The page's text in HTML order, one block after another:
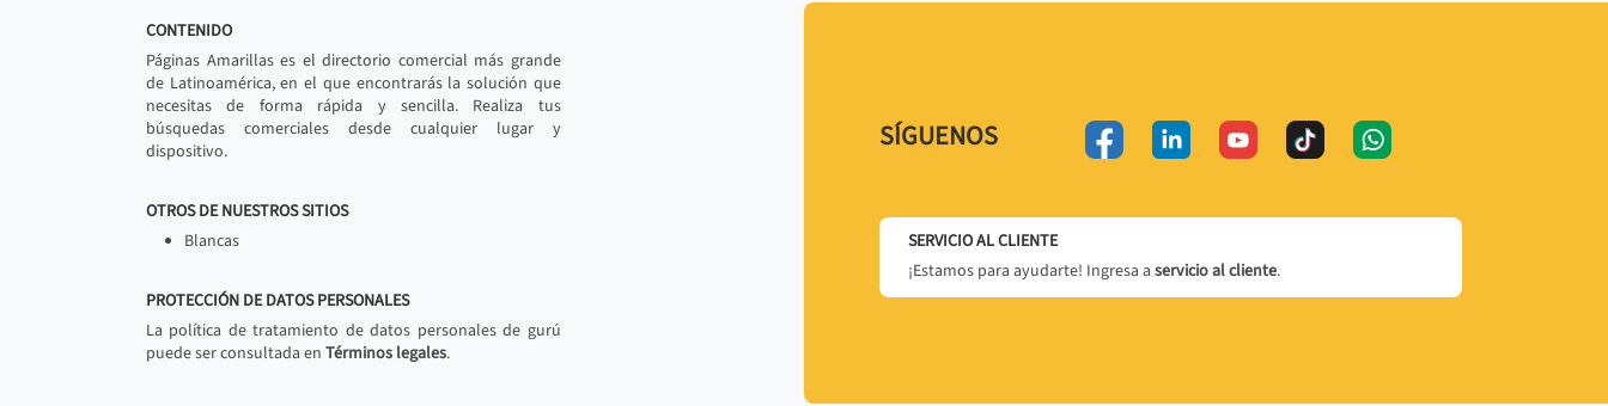
CONTENIDO
Páginas Amarillas es el directorio comercial más grande
de Latinoamérica, en el que encontrarás la solución que
necesitas de forma rápida y sencilla. Realiza tus
búsquedas comerciales desde cualquier lugar y
dispositivo.
OTROS DE NUESTROS SITIOS
Blancas
PROTECCIÓN DE DATOS PERSONALES
La política de tratamiento de datos personales de gurú
puede ser consultada en Términos legales.
SÍGUENOS
SERVICIO AL CLIENTE
¡Estamos para ayudarte! Ingresa a servicio al cliente.